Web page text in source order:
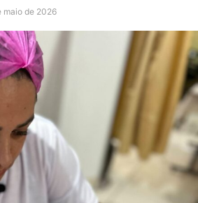
maio de 2026